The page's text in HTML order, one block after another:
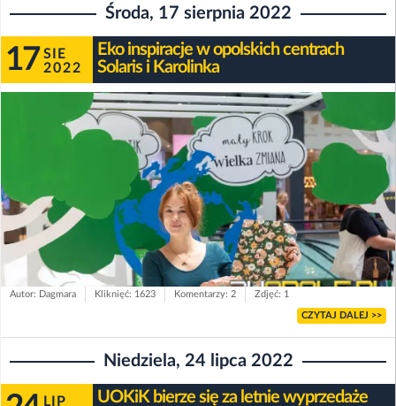
Środa, 17 sierpnia 2022
17 SIE
2022
Eko inspiracje w opolskich centrach
Solaris i Karolinka
Autor: Dagmara Kliknięć: 1623 Komentarzy: 2 Zdjęć: 1
CZYTAJ DALEJ >>
Niedziela, 24 lipca 2022
LIP
UOKiK bierze się za letnie wyprzedaże